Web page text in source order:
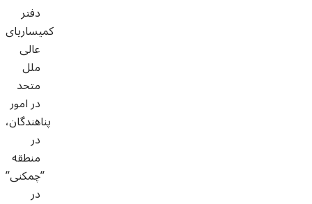
دفتر
کمیساریای
عالی
ملل
متحد
در امور
پناهندگان،
در
منطقه
”چمکنی”
در